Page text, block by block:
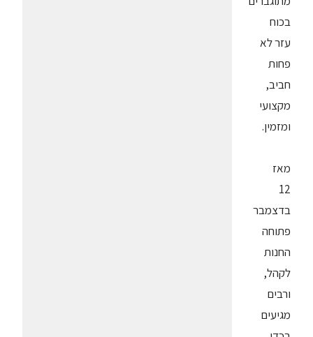
בכוח
עזר לא
פחות
חביב,
מקצועי
ומזמין.
מאז
12
בדצמבר
פתוחה
החנות
לקהל,
ורבים
מגיעים